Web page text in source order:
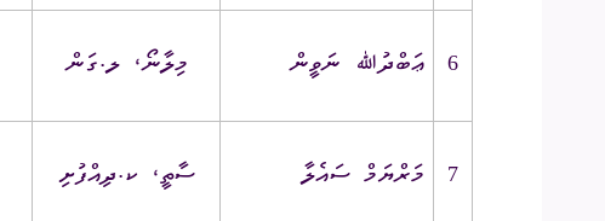
6 ޢަބްދުﷲ ނަވީން މިލާނޯ، ލ.ގަން
7 މަރްޔަމް ސައެލާ ސާތީ، ކ.ދިއްފުށި